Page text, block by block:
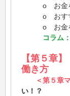
o お金を増
o おすす
o お金を
コラム：
【第５章
働き方
＜第５章
い！？